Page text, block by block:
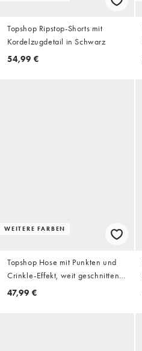
Topshop Ripstop-Shorts mit
Kordelzugdetail in Schwarz
54,99 €
WEITERE FARBEN
Topshop Hose mit Punkten und
Crinkle-Effekt, weit geschnitten,
in Braun
47,99 €